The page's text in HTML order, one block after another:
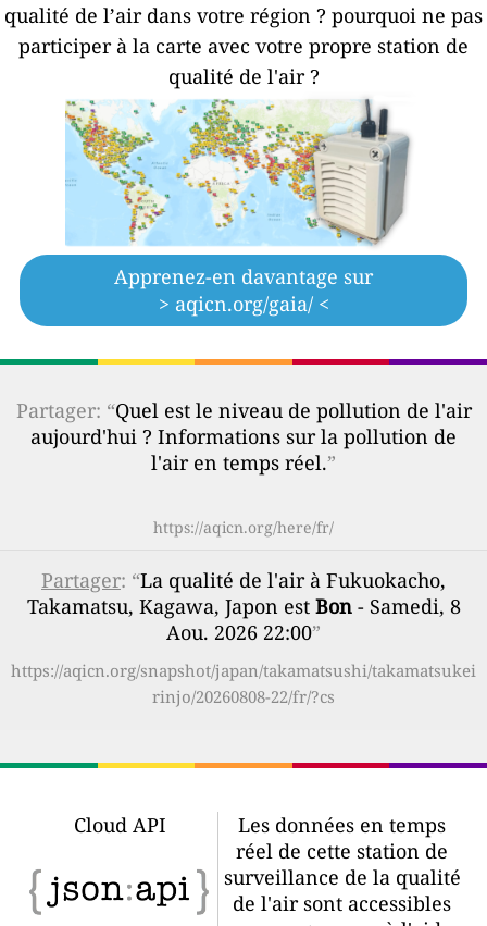
qualité de l’air dans votre région ? pourquoi ne pas
participer à la carte avec votre propre station de
qualité de l'air ?
Apprenez-en davantage sur
> aqicn.org/gaia/ <
Partager: “Quel est le niveau de pollution de l'air
aujourd'hui ? Informations sur la pollution de
l'air en temps réel.”
https://aqicn.org/here/fr/
Partager: “La qualité de l'air à Fukuokacho,
Takamatsu, Kagawa, Japon est Bon- Samedi, 8
Aou. 2026 22:00”
https://aqicn.org/snapshot/japan/takamatsushi/takamatsukei
rinjo/20260808-22/fr/?cs
Cloud API
Les données en temps
réel de cette station de
surveillance de la qualité
de l'air sont accessibles